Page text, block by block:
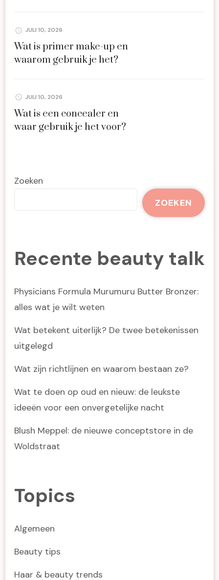
JULI 10, 2026
Wat is primer make-up en
waarom gebruik je het?
JULI 10, 2026
Wat is een concealer en
waar gebruik je het voor?
Zoeken
ZOEKEN
Recente beauty talk
Physicians Formula Murumuru Butter Bronzer:
alles wat je wilt weten
Wat betekent uiterlijk? De twee betekenissen
uitgelegd
Wat zijn richtlijnen en waarom bestaan ze?
Wat te doen op oud en nieuw: de leukste
ideeën voor een onvergetelijke nacht
Blush Meppel: de nieuwe conceptstore in de
Woldstraat
Topics
Algemeen
Beauty tips
Haar & beauty trends